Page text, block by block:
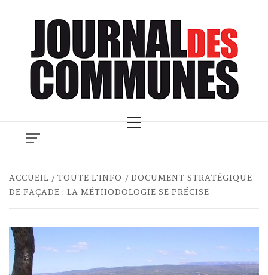
Menu
ACCUEIL TOUTE L'INFO
DOCUMENT STRATÉGIQUE
DE FAÇADE : LA MÉTHODOLOGIE SE PRÉCISE